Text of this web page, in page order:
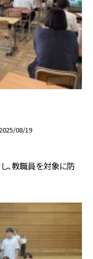
08/19
、教職員を対象に防